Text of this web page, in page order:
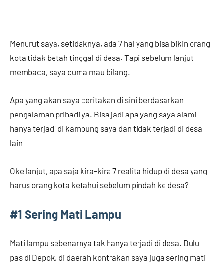
Menurut saya, setidaknya, ada 7 hal yang bisa bikin orang
kota tidak betah tinggal di desa. Tapi sebelum lanjut
membaca, saya cuma mau bilang.
Apa yang akan saya ceritakan di sini berdasarkan
pengalaman pribadi ya. Bisa jadi apa yang saya alami
hanya terjadi di kampung saya dan tidak terjadi di desa
lain
Oke lanjut, apa saja kira-kira 7 realita hidup di desa yang
harus orang kota ketahui sebelum pindah ke desa?
#1 Sering Mati Lampu
Mati lampu sebenarnya tak hanya terjadi di desa. Dulu
pas di Depok, di daerah kontrakan saya juga sering mati